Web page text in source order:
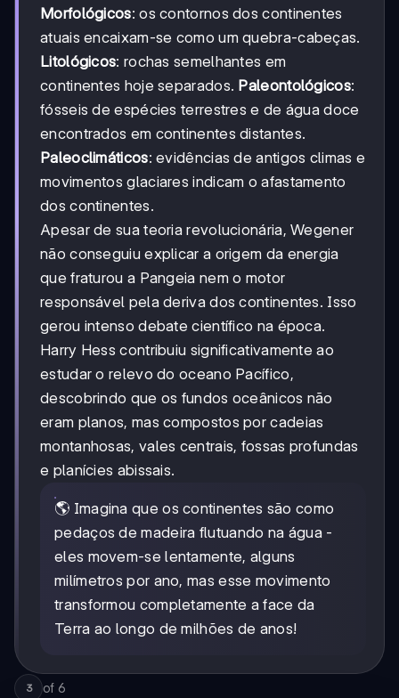
Morfológicos: os contornos dos continentes
atuais encaixam-se como um quebra-cabeças.
Litológicos: rochas semelhantes em
continentes hoje separados. Paleontológicos:
fósseis de espécies terrestres e de água doce
encontrados em continentes distantes.
Paleoclimáticos: evidências de antigos climas e
movimentos glaciares indicam o afastamento
dos continentes.
Apesar de sua teoria revolucionária, Wegener
não conseguiu explicar a origem da energia
que fraturou a Pangeia nem o motor
responsável pela deriva dos continentes. Isso
gerou intenso debate científico na época.
Harry Hess contribuiu significativamente ao
estudar o relevo do oceano Pacífico,
descobrindo que os fundos oceânicos não
eram planos, mas compostos por cadeias
montanhosas, vales centrais, fossas profundas
e planícies abissais.
🌎 Imagina que os continentes são como
pedaços de madeira flutuando na água -
eles movem-se lentamente, alguns
milímetros por ano, mas esse movimento
transformou completamente a face da
Terra ao longo de milhões de anos!
3 of 6